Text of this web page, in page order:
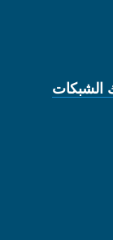
الشبكات